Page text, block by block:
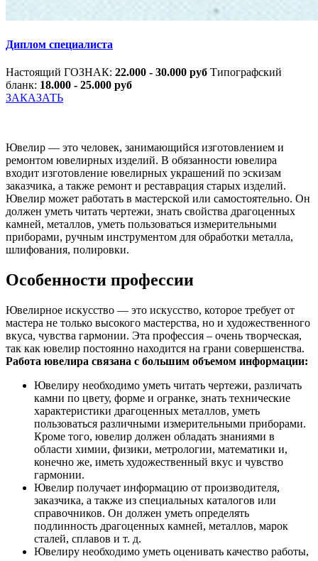
Диплом специалиста
Настоящий ГОЗНАК: 22.000 - 30.000 руб Типографский
бланк: 18.000 - 25.000 руб
ЗАКАЗАТЬ
Ювелир — это человек, занимающийся изготовлением и
ремонтом ювелирных изделий. В обязанности ювелира
входит изготовление ювелирных украшений по эскизам
заказчика, а также ремонт и реставрация старых изделий.
Ювелир может работать в мастерской или самостоятельно. Он
должен уметь читать чертежи, знать свойства драгоценных
камней, металлов, уметь пользоваться измерительными
приборами, ручным инструментом для обработки металла,
шлифования, полировки.
Особенности профессии
Ювелирное искусство — это искусство, которое требует от
мастера не только высокого мастерства, но и художественного
вкуса, чувства гармонии. Эта профессия – очень творческая,
так как ювелир постоянно находится на грани совершенства.
Работа ювелира связана с большим объемом информации:
Ювелиру необходимо уметь читать чертежи, различать
камни по цвету, форме и огранке, знать технические
характеристики драгоценных металлов, уметь
пользоваться различными измерительными приборами.
Кроме того, ювелир должен обладать знаниями в
области химии, физики, метрологии, математики и,
конечно же, иметь художественный вкус и чувство
гармонии.
Ювелир получает информацию от производителя,
заказчика, а также из специальных каталогов или
справочников. Он должен уметь определять
подлинность драгоценных камней, металлов, марок
сталей, сплавов и т. д.
Ювелиру необходимо уметь оценивать качество работы,